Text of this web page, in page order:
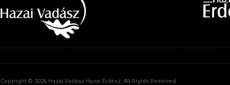
Copyright © 2026 Hazai Vadász Hazai Erdész. All Rights Reserved.